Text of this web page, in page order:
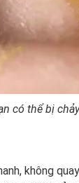
có thể bị
không